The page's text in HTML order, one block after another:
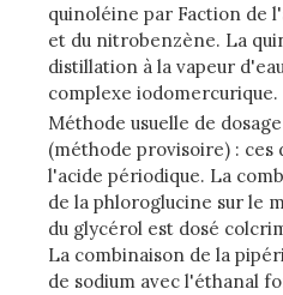
quinoléine par Faction de
et du nitrobenzène. La
distillation à la vapeur
complexe iodomercurique.
Méthode usuelle de
(méthode provisoire) : ces
l'acide périodique. La
de la phloroglucine sur le
du glycérol est dosé
La combinaison de la
de sodium avec l'éthanal